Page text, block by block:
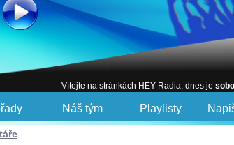
Vítejte na stránkách HEY Radia, dnes je
Náš tým Playlisty